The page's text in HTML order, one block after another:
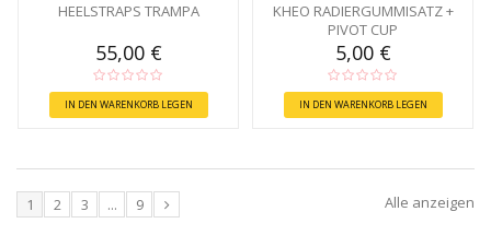
HEELSTRAPS TRAMPA
55,00 €
IN DEN WARENKORB LEGEN
KHEO RADIERGUMMISATZ +
PIVOT CUP
5,00 €
IN DEN WARENKORB LEGEN
Alle anzeigen
1 2 3 ... 9